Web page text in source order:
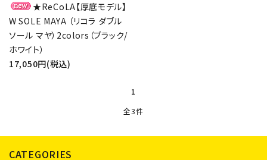
★ReCoLA【厚底モデル】
W SOLE MAYA （リコラ ダブル
ソール マヤ）2colors（ブラック/
ホワイト）
17,050円(税込)
1
全3件
キーワード
カテゴリー
CATEGORIES